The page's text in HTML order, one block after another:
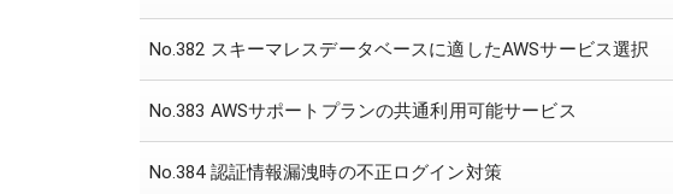
No.382 スキーマレスデータベースに適したAWSサービス選択
No.383 AWSサポートプランの共通利用可能サービス
No.384 認証情報漏洩時の不正ログイン対策